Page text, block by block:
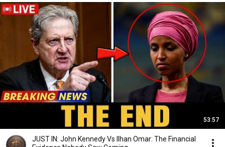
53:57
JUST IN: John Kennedy Vs Ilhan Omar: The Financial